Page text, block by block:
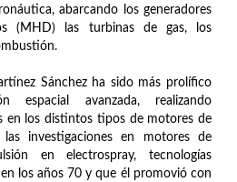
abarcando los generadores
(MHD) las turbinas de gas, los
Sánchez ha sido más prolífico
avanzada, realizando
en los distintos tipos de motores de
investigaciones en motores de
en electrospray, tecnologías
los años 70 y que él promovió con